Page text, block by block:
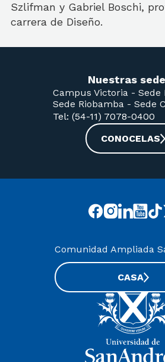
Szlifman y Gabriel Boschi,
carrera de Diseño.
Nuestras
Campus Victoria - Sede
Sede Riobamba - Sede
Tel: (54-11) 7078-0400
CONOCELAS
Comunidad Ampliada
CASA